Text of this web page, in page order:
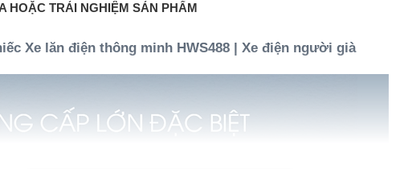
HOẶC TRẢI NGHIỆM SẢN PHẨM
Xe lăn điện thông minh HWS488 | Xe điện người già